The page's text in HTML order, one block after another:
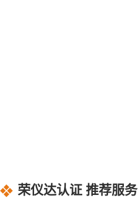
荣仪达认证 推荐服务